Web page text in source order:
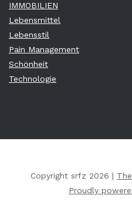
IMMOBILIEN
Lebensmittel
Lebensstil
Pain Management
Schönheit
Technologie
Copyright srfz 2026 |
Proudly